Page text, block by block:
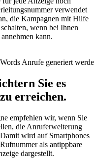
verwendet
die Kampagnen mit Hilfe
wenn bei Ihnen
kann.
Anrufe generiert
Sie es
erreichen.
empfehlen wir, wenn Sie
die Anruferweiterung
wird auf Smartphones
als antippbare
dargestellt.